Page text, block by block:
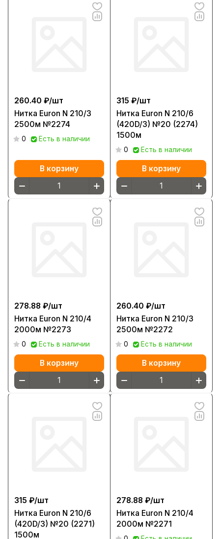
260.40 ₽/шт
Нитка Euron N 210/3
2500м №2274
0 Есть в наличии
В корзину
315 ₽/шт
Нитка Euron N 210/6
(420D/3) №20 (2274)
1500м
0 Есть в наличии
В корзину
278.88 ₽/шт
Нитка Euron N 210/4
2000м №2273
0 Есть в наличии
В корзину
260.40 ₽/шт
Нитка Euron N 210/3
2500м №2272
0 Есть в наличии
В корзину
315 ₽/шт
Нитка Euron N 210/6
(420D/3) №20 (2271)
1500м
278.88 ₽/шт
Нитка Euron N 210/4
2000м №2271